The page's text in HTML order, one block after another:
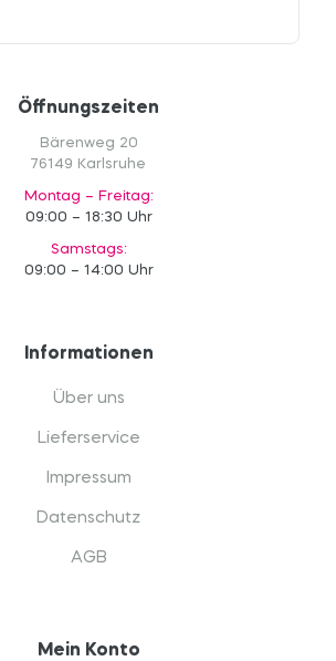
Öffnungszeiten
Bärenweg 20
76149 Karlsruhe
Montag – Freitag:
09:00 – 18:30 Uhr
Samstags:
09:00 – 14:00 Uhr
Informationen
Über uns
Lieferservice
Impressum
Datenschutz
AGB
Mein Konto